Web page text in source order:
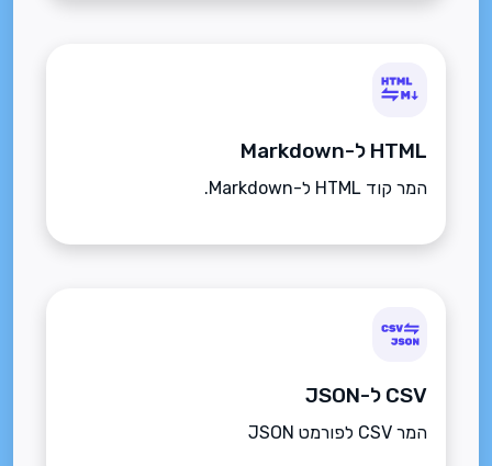
HTML ל-Markdown
המר קוד HTML ל-Markdown.
CSV ל-JSON
המר CSV לפורמט JSON